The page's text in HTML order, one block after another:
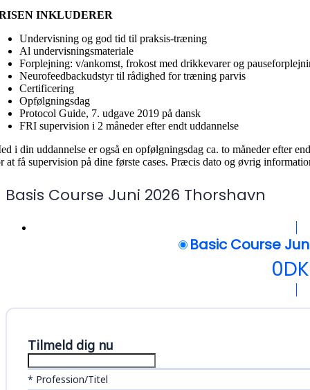
INKLUDERER
Undervisning og god tid til praksis-træning
Al undervisningsmateriale
Forplejning: v/ankomst, frokost med drikkevarer og
Neurofeedbackudstyr til rådighed for træning parvis
Certificering
Opfølgningsdag
Protocol Guide, 7. udgave 2019 på dansk
FRI supervision i 2 måneder efter endt uddannelse
i din uddannelse er også en opfølgningsdag ca. to måneder efter
at få supervision på dine første cases. Præcis dato og øvrig
Basis Course Juni 2026 Thorshavn
Basic Course
0
Tilmeld dig nu
* Profession/Titel